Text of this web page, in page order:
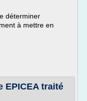
déterminer
à mettre en
EPICEA traité